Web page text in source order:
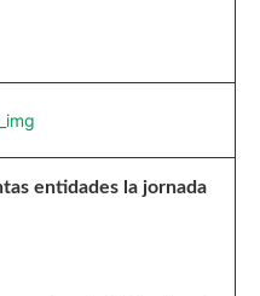
entidades la jornada